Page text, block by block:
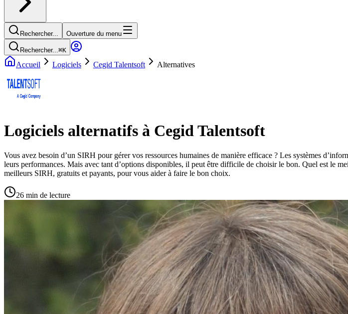
Rechercher... Ouverture du menu
Rechercher...⌘K
Accueil Logiciels Cegid Talentsoft Alternatives
Logiciels alternatifs à Cegid Talentsoft
Vous avez besoin d’un SIRH pour gérer vos ressources humaines de manière efficace ? Les systèmes
leurs performances. Mais avec tant d’options disponibles, il peut être difficile de choisir le bon. Quel est le
meilleurs SIRH, gratuits et payants, pour vous aider à faire le bon choix.
26 min de lecture